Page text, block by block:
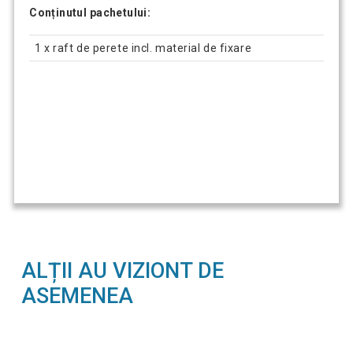
Conținutul pachetului:
1 x raft de perete incl. material de fixare
ALȚII AU VIZIONT DE
ASEMENEA